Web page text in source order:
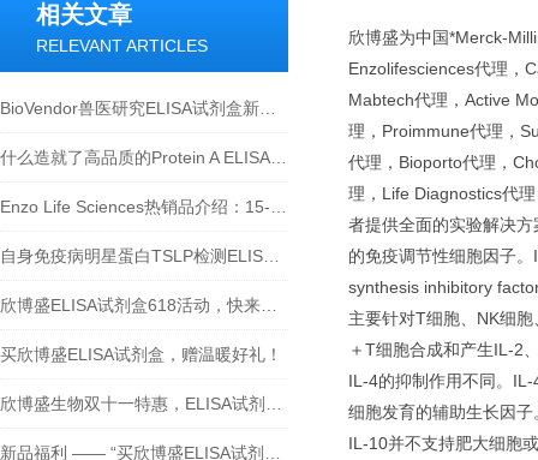
相关文章
RELEVANT ARTICLES
买欣博盛ELISA试剂盒，赠温暖好礼！
欣博盛为中国*Merck-
Enzolifesciences代理，
Mabtech代理，Active
理，Proimmune代理，
代理，Bioporto代理，
理，Life Diagnostics代
者提供全面的实验解决
的免疫调节性细胞因子
synthesis inhibitory
主要针对T细胞、NK细
＋T细胞合成和产生IL-2
IL-4的抑制作用不同。
细胞发育的辅助生长因
IL-10并不支持肥大细胞